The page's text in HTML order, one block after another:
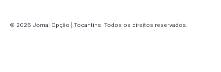
© 2026 Jornal Opção | Tocantins. Todos os direitos reservados.